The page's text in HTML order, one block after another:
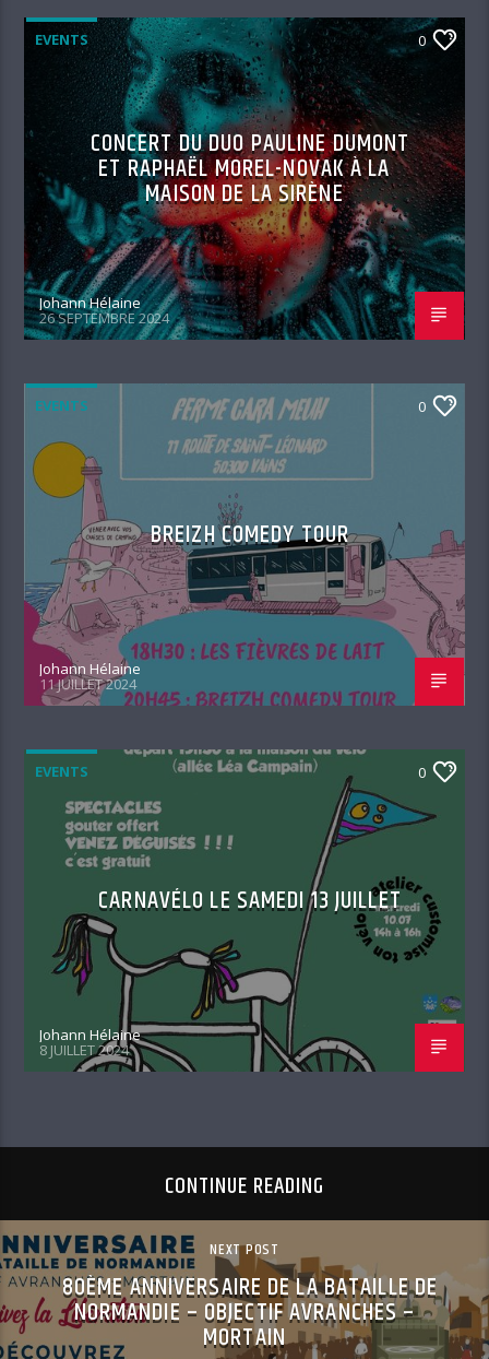
EVENTS 0
CONCERT DU DUO PAULINE DUMONT
ET RAPHAËL MOREL-NOVAK À LA
MAISON DE LA SIRÈNE
Johann Hélaine
26 SEPTEMBRE 2024
EVENTS 0
BREIZH COMEDY TOUR
Johann Hélaine
11 JUILLET 2024
EVENTS 0
CARNAVÉLO LE SAMEDI 13 JUILLET
Johann Hélaine
8 JUILLET 2024
CONTINUE READING
NEXT POST
80ÈME ANNIVERSAIRE DE LA BATAILLE DE
NORMANDIE – OBJECTIF AVRANCHES –
MORTAIN